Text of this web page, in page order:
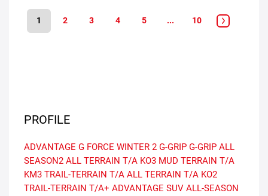
1 2 3 4 5 ... 10
PROFILE
ADVANTAGE G FORCE WINTER 2 G-GRIP G-GRIP ALL
SEASON2 ALL TERRAIN T/A KO3 MUD TERRAIN T/A
KM3 TRAIL-TERRAIN T/A ALL TERRAIN T/A KO2
TRAIL-TERRAIN T/A+ ADVANTAGE SUV ALL-SEASON